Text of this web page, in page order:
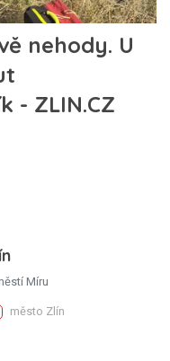
Míru
město Zlín